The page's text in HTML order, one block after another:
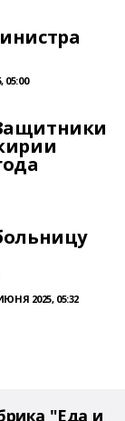
2025, 05:32
"Еда и